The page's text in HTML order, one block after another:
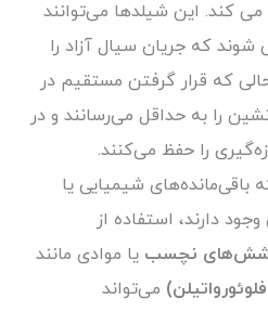
کند. این شیلدها می‌توانند
شوند که جریان سیال آزاد را
که قرار گرفتن مستقیم در
را به حداقل می‌رسانند و در
را حفظ می‌کنند.
باقی‌مانده‌های شیمیایی یا
دارند، استفاده از
نچسب یا موادی مانند
می‌تواند